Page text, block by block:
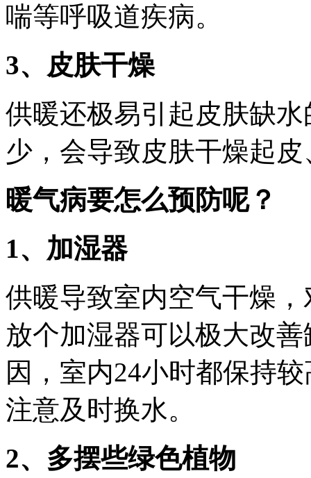
喘等呼吸道疾病。
3、皮肤干燥
供暖还极易引起皮肤缺
少，会导致皮肤干燥起
暖气病要怎么预防呢？
1、加湿器
供暖导致室内空气干燥
放个加湿器可以极大改
因，室内24小时都保持
注意及时换水。
2、多摆些绿色植物